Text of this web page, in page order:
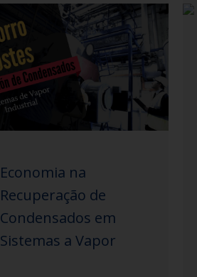
Economia na
Recuperação de
Condensados em
Sistemas a Vapor